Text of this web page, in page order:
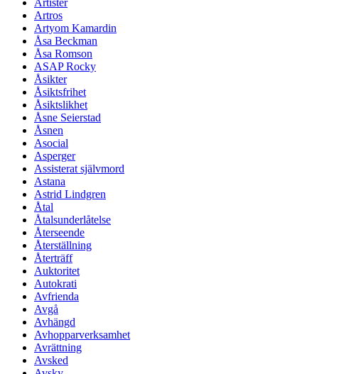
Artros
Artyom Kamardin
Åsa Beckman
Åsa Romson
ASAP Rocky
Åsikter
Åsiktsfrihet
Åsiktslikhet
Åsne Seierstad
Åsnen
Asocial
Asperger
Assisterat självmord
Astana
Astrid Lindgren
Åtal
Åtalsunderlåtelse
Återseende
Återställning
Återträff
Auktoritet
Autokrati
Avfrienda
Avgå
Avhängd
Avhopparverksamhet
Avrättning
Avsked